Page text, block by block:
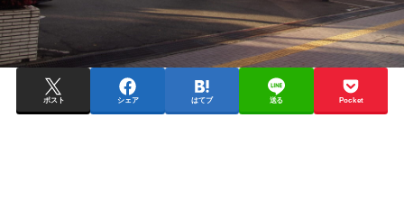
ポスト シェア はてブ 送る Pocket